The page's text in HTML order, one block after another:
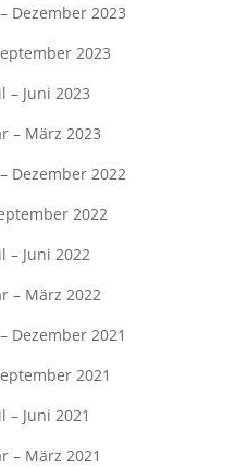
Dezember 2023
2023
– Juni 2023
– März 2023
Dezember 2022
2022
– Juni 2022
– März 2022
Dezember 2021
2021
– Juni 2021
– März 2021